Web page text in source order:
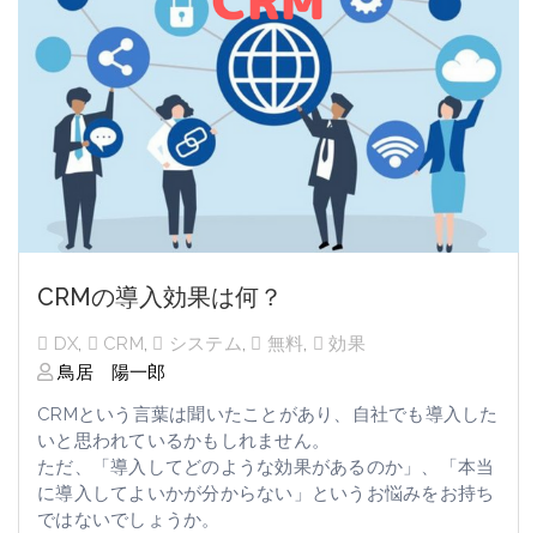
CRMの導入効果は何？
DX, CRM, システム, 無料,
効果
鳥居 陽一郎
CRMという言葉は聞いたことがあり、自社でも導入した
いと思われているかもしれません。
ただ、「導入してどのような効果があるのか」、「本当
に導入してよいかが分からない」というお悩みをお持ち
ではないでしょうか。